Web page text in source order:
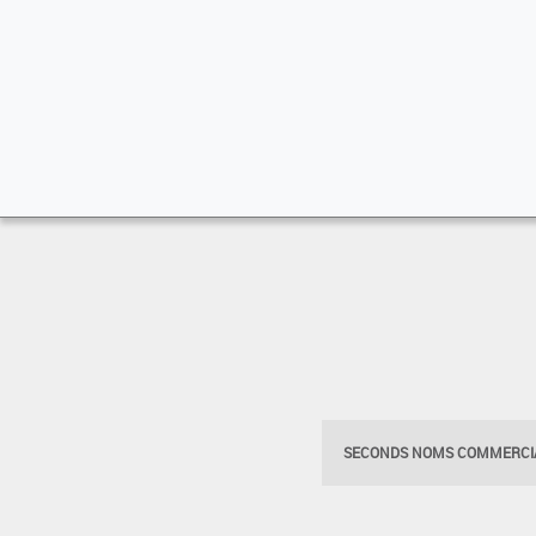
SECONDS NOMS